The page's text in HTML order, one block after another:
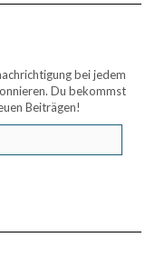
bei jedem
Du bekommst
Beiträgen!